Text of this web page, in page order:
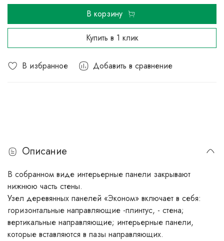
В избранное Добавить в сравнение
В корзину
Купить в 1 клик
Описание
В собранном виде интерьерные панели закрывают
нижнюю часть стены.
Узел деревянных панелей «Эконом» включает в себя:
горизонтальные направляющие -плинтус, - стена;
вертикальные направляющие; интерьерные панели,
которые вставляются в пазы направляющих.